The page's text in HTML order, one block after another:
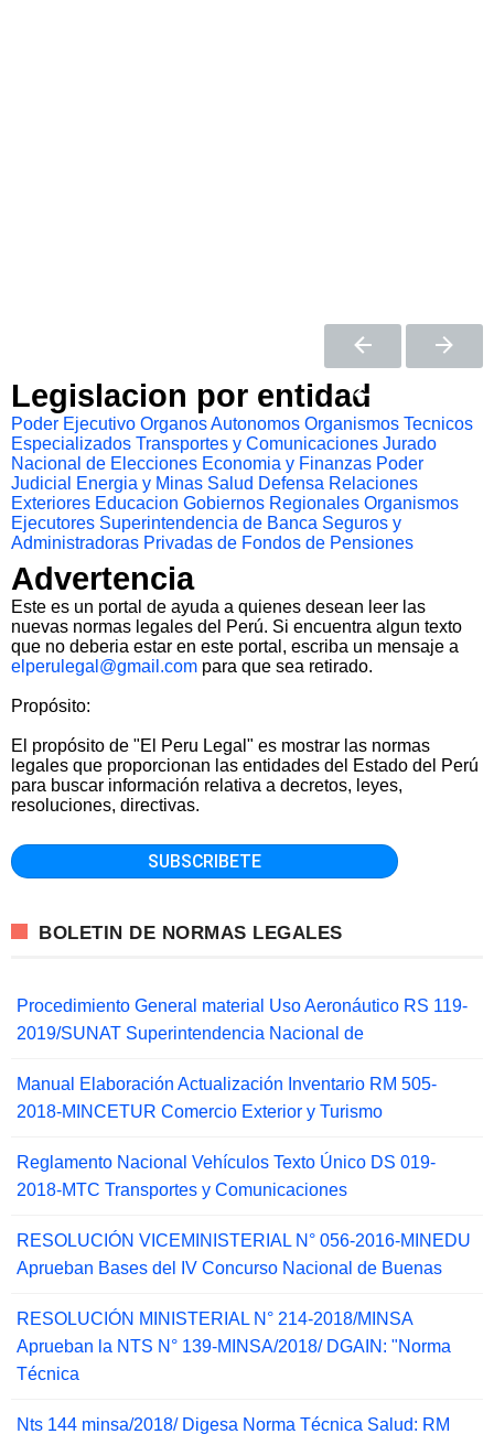
Legislacion por entidad
Poder Ejecutivo Organos Autonomos Organismos Tecnicos
Especializados Transportes y Comunicaciones Jurado
Nacional de Elecciones Economia y Finanzas Poder
Judicial
Energia y Minas Salud Defensa Relaciones
Exteriores Educacion Gobiernos Regionales Organismos
Ejecutores Superintendencia de Banca Seguros y
Administradoras Privadas de Fondos de Pensiones
Advertencia
Este es un portal de ayuda a quienes desean leer las
nuevas normas legales del Perú. Si encuentra algun texto
que no deberia estar en este portal, escriba un mensaje a
elperulegal@gmail.com para que sea retirado.
Propósito:
El propósito de "El Peru Legal" es mostrar las normas
legales que proporcionan las entidades del Estado del Perú
para buscar información relativa a decretos, leyes,
resoluciones, directivas.
BOLETIN DE NORMAS LEGALES
Procedimiento General material Uso Aeronáutico RS 119-
2019/SUNAT Superintendencia Nacional de
Manual Elaboración Actualización Inventario RM 505-
2018-MINCETUR Comercio Exterior y Turismo
Reglamento Nacional Vehículos Texto Único DS 019-
2018-MTC Transportes y Comunicaciones
RESOLUCIÓN VICEMINISTERIAL N° 056-2016-MINEDU
Aprueban Bases del IV Concurso Nacional de Buenas
RESOLUCIÓN MINISTERIAL N° 214-2018/MINSA
Aprueban la NTS N° 139-MINSA/2018/ DGAIN: "Norma
Técnica
Nts 144 minsa/2018/ Digesa Norma Técnica Salud: RM